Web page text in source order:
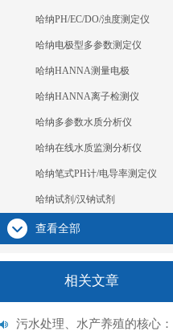
哈纳PH/EC/DO/浊度测定仪
哈纳电极型多参数测定仪
哈纳HANNA测量电极
哈纳HANNA离子检测仪
哈纳多参数水质分析仪
哈纳在线水质监测分析仪
哈纳笔式PH计/电导率测定仪
哈纳试剂/汉钠试剂
查看全部
相关文章
污水处理、水产养殖的核心：